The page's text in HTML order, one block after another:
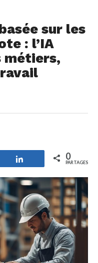
sur les
: l’IA
métiers,
Partagez 0
PARTAGES